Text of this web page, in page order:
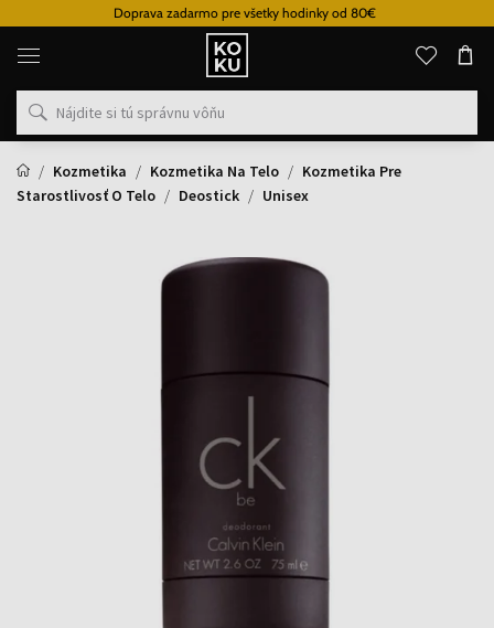
Doprava zadarmo pre všetky hodinky od 80€
Originálne
parfémy
hodinky
na
mieste
Kozmetika
Kozmetika Na Telo
Kozmetika Pre
Starostlivosť O Telo
Deostick Unisex